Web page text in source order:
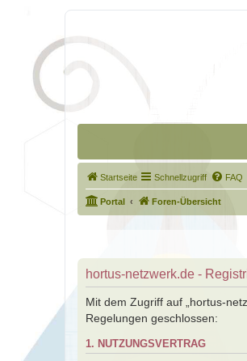
Startseite Schnellzugriff FAQ
Portal Foren-Übersicht
hortus-netzwerk.de -
Mit dem Zugriff auf „hortus-
Regelungen geschlossen:
1. NUTZUNGSVERTRAG